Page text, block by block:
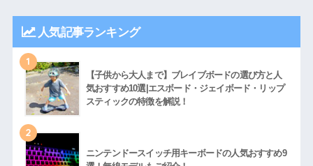
人気記事ランキング
1
【子供から大人まで】ブレイブボードの選び方と人
気おすすめ10選|エスボード・ジェイボード・リップ
スティックの特徴を解説！
2
ニンテンドースイッチ用キーボードの人気おすすめ9